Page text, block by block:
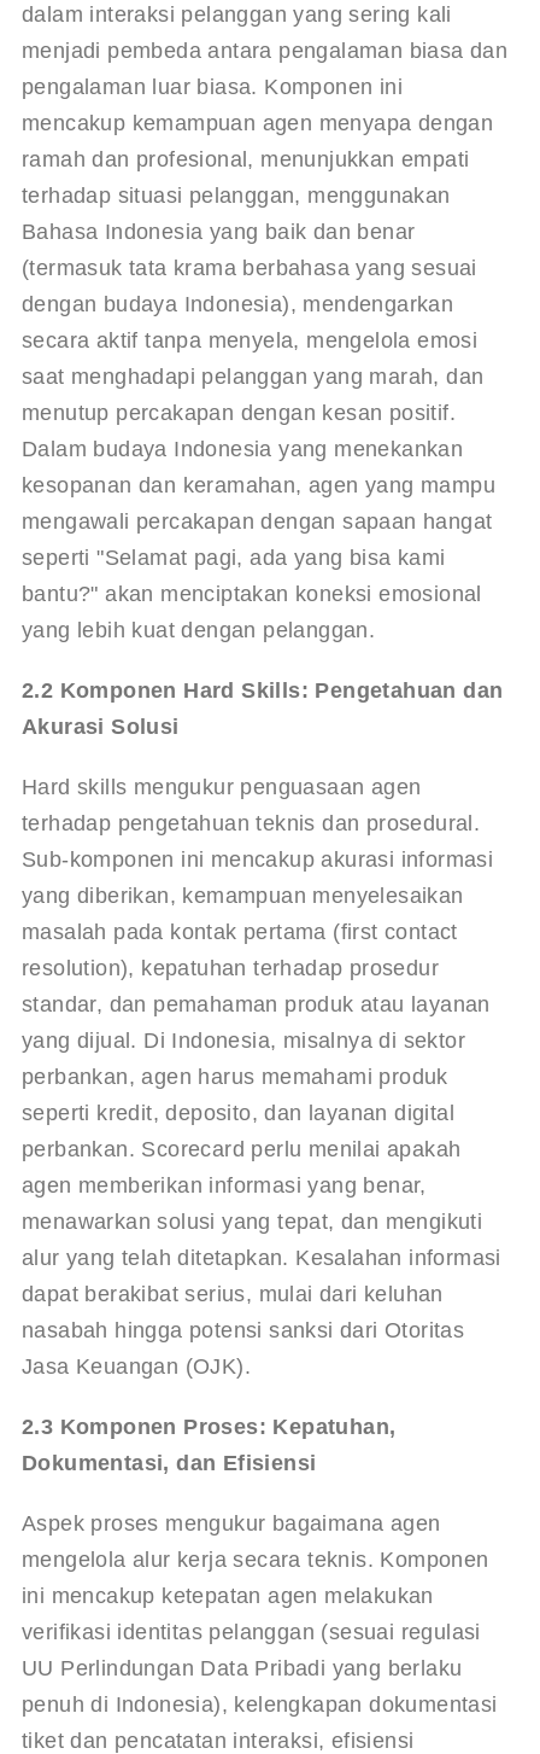
dalam interaksi pelanggan yang sering kali
menjadi pembeda antara pengalaman biasa dan
pengalaman luar biasa. Komponen ini
mencakup kemampuan agen menyapa dengan
ramah dan profesional, menunjukkan empati
terhadap situasi pelanggan, menggunakan
Bahasa Indonesia yang baik dan benar
(termasuk tata krama berbahasa yang sesuai
dengan budaya Indonesia), mendengarkan
secara aktif tanpa menyela, mengelola emosi
saat menghadapi pelanggan yang marah, dan
menutup percakapan dengan kesan positif.
Dalam budaya Indonesia yang menekankan
kesopanan dan keramahan, agen yang mampu
mengawali percakapan dengan sapaan hangat
seperti "Selamat pagi, ada yang bisa kami
bantu?" akan menciptakan koneksi emosional
yang lebih kuat dengan pelanggan.
2.2 Komponen Hard Skills: Pengetahuan dan
Akurasi Solusi
Hard skills mengukur penguasaan agen
terhadap pengetahuan teknis dan prosedural.
Sub-komponen ini mencakup akurasi informasi
yang diberikan, kemampuan menyelesaikan
masalah pada kontak pertama (first contact
resolution), kepatuhan terhadap prosedur
standar, dan pemahaman produk atau layanan
yang dijual. Di Indonesia, misalnya di sektor
perbankan, agen harus memahami produk
seperti kredit, deposito, dan layanan digital
perbankan. Scorecard perlu menilai apakah
agen memberikan informasi yang benar,
menawarkan solusi yang tepat, dan mengikuti
alur yang telah ditetapkan. Kesalahan informasi
dapat berakibat serius, mulai dari keluhan
nasabah hingga potensi sanksi dari Otoritas
Jasa Keuangan (OJK).
2.3 Komponen Proses: Kepatuhan,
Dokumentasi, dan Efisiensi
Aspek proses mengukur bagaimana agen
mengelola alur kerja secara teknis. Komponen
ini mencakup ketepatan agen melakukan
verifikasi identitas pelanggan (sesuai regulasi
UU Perlindungan Data Pribadi yang berlaku
penuh di Indonesia), kelengkapan dokumentasi
tiket dan pencatatan interaksi, efisiensi